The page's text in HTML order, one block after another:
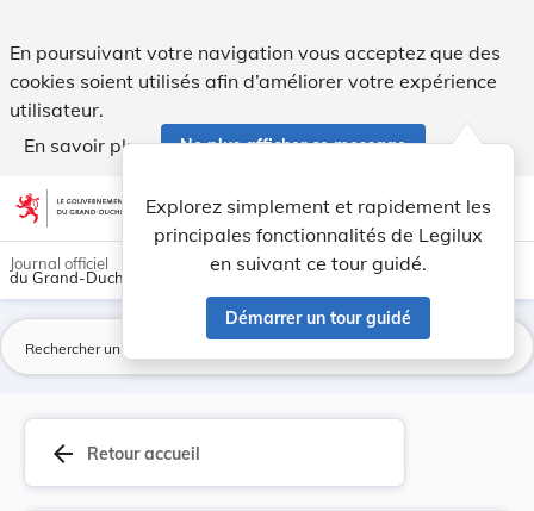
En poursuivant votre navigation vous acceptez que des
cookies soient utilisés afin d’améliorer votre expérience
utilisateur.
En savoir plus
Ne plus afficher ce message
Aller au contenu account_circle help Aide
Explorez simplement et rapidement les
principales fonctionnalités de Legilux
en suivant ce tour guidé.
Démarrer un tour guidé
light_mode dark_mode
Journal officiel
du Grand-Duché de Luxembourg
arrow_back Retour accueil